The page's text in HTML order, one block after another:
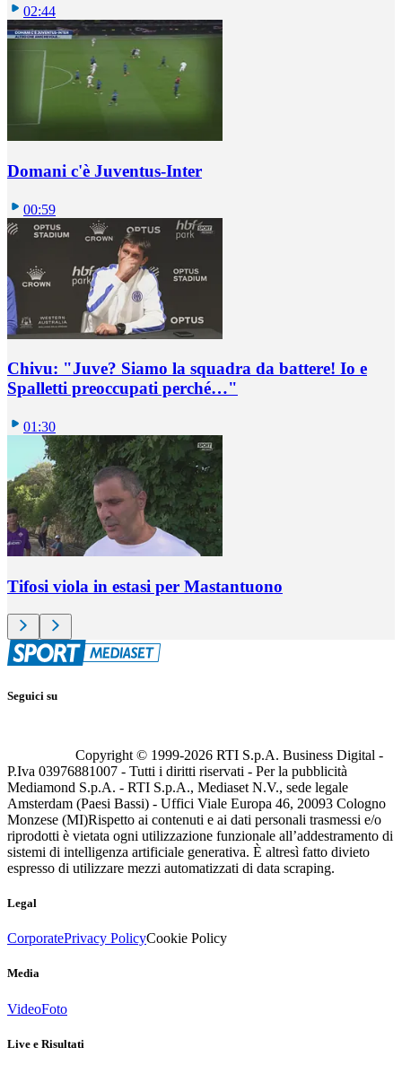
02:44
Domani c'è Juventus-Inter
00:59
Chivu: "Juve? Siamo la squadra da battere! Io e
Spalletti preoccupati perché…"
01:30
Tifosi viola in estasi per Mastantuono
Seguici su
Copyright © 1999-2026 RTI S.p.A. Business Digital -
P.Iva 03976881007 - Tutti i diritti riservati - Per la pubblicità
Mediamond S.p.A. - RTI S.p.A., Mediaset N.V., sede legale
Amsterdam (Paesi Bassi) - Uffici Viale Europa 46, 20093 Cologno
Monzese (MI)Rispetto ai contenuti e ai dati personali trasmessi e/o
riprodotti è vietata ogni utilizzazione funzionale all’addestramento di
sistemi di intelligenza artificiale generativa. È altresì fatto divieto
espresso di utilizzare mezzi automatizzati di data scraping.
Legal
CorporatePrivacy PolicyCookie Policy
Media
VideoFoto
Live e Risultati